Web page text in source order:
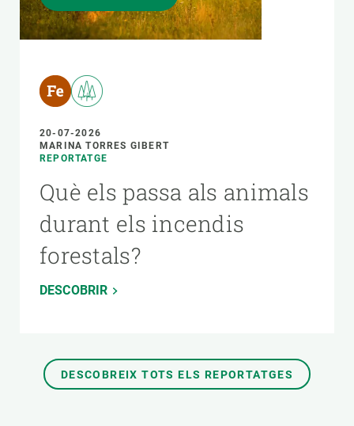
20-07-2026
MARINA TORRES GIBERT
REPORTATGE
Què els passa als animals
durant els incendis
forestals?
DESCOBRIR
DESCOBREIX TOTS ELS REPORTATGES